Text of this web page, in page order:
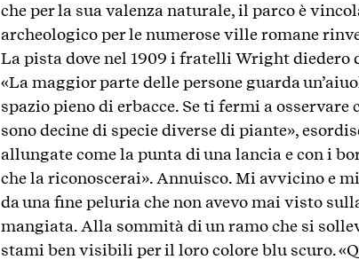
che per la sua valenza naturale, il parco è
archeologico per le numerose ville romane
La pista dove nel 1909 i fratelli Wright
«La maggior parte delle persone guarda
spazio pieno di erbacce. Se ti fermi a
sono decine di specie diverse di piante»,
allungate come la punta di una lancia e con i
che la riconoscerai». Annuisco. Mi avvicino e
da una fine peluria che non avevo mai visto
mangiata. Alla sommità di un ramo che si
stami ben visibili per il loro colore blu scuro.